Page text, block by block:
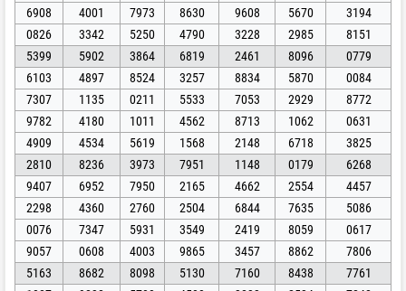
6908
4001 7973 8630 9608 5670
3194
0826
3342 5250 4790 3228 2985
8151
5399
5902 3864 6819 2461 8096
0779
6103
4897 8524 3257 8834 5870
0084
7307
1135 0211 5533 7053 2929
8772
9782
4180 1011 4562 8713 1062
0631
4909
4534 5619 1568 2148 6718
3825
2810
8236 3973 7951 1148 0179
6268
9407
6952 7950 2165 4662 2554
4457
2298
4360 2760 2504 6844 7635
5086
0076
7347 5931 3549 2419 8059
0617
9057
0608 4003 9865 3457 8862
7806
5163
8682 8098 5130 7160 8438
7761